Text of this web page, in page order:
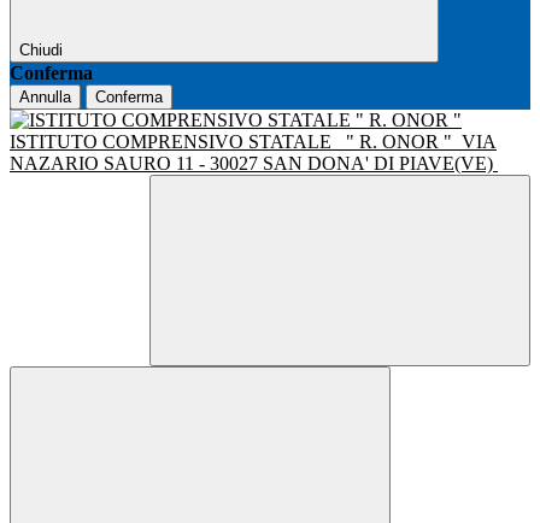
Chiudi
Conferma
Annulla Conferma
ISTITUTO COMPRENSIVO STATALE " R. ONOR " VIA
NAZARIO SAURO 11 - 30027 SAN DONA' DI PIAVE(VE)